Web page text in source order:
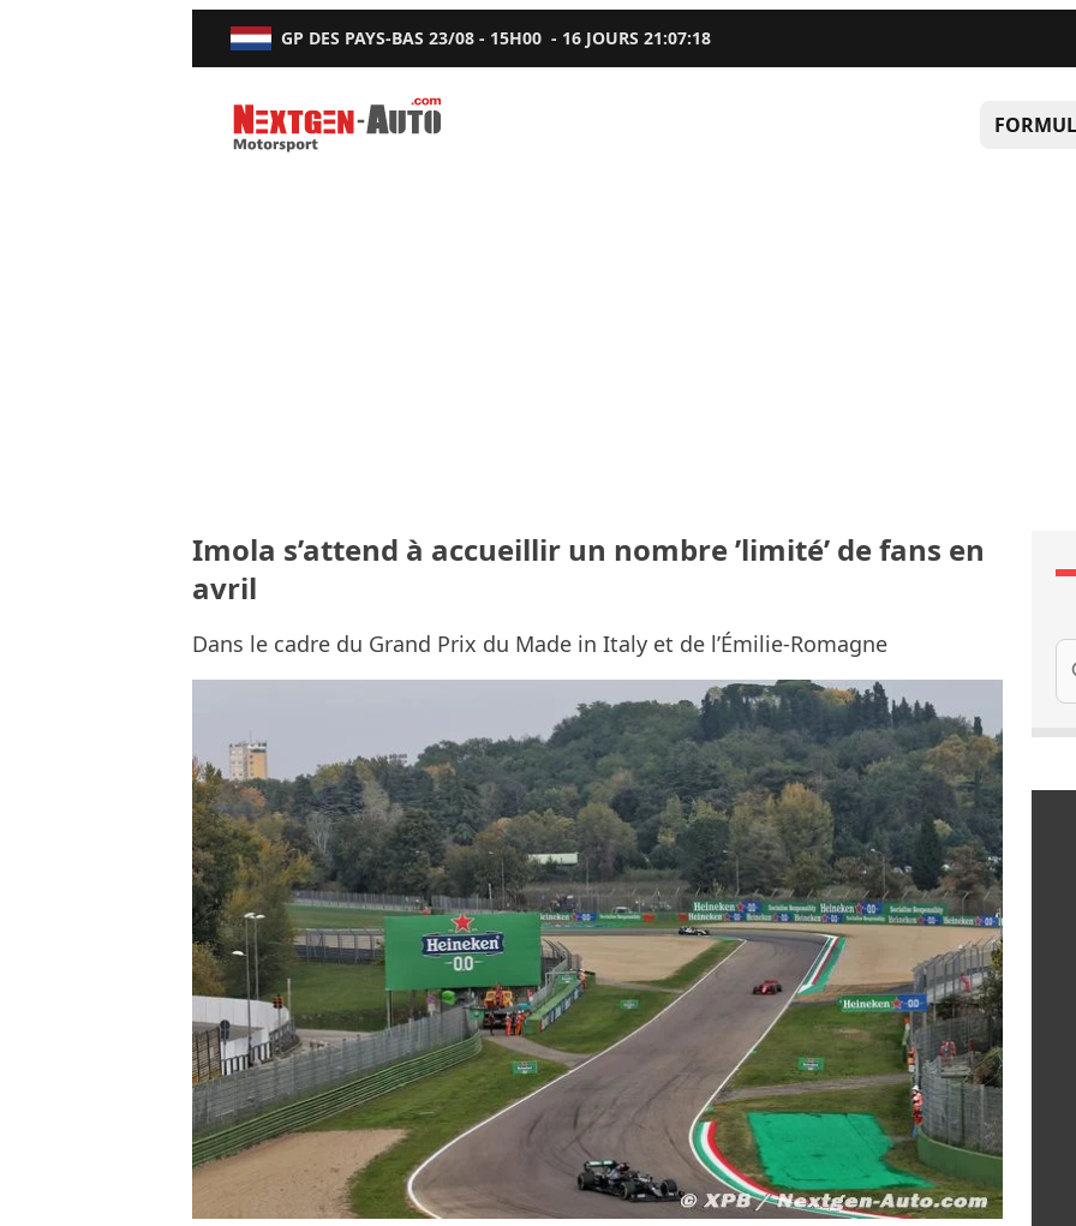
GP DES PAYS-BAS 23/08 - 15H00 - 16 JOURS21:07:17
Nextgen-Auto.com
Imola s’attend à accueillir un nombre ’limité’ de fans en
avril
Dans le cadre du Grand Prix du Made in Italy et de l’Émilie-Romagne